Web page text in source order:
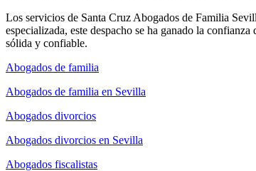
Los servicios de Santa Cruz Abogados de Familia
especializada, este despacho se ha ganado la
sólida y confiable.
Abogados de familia
Abogados de familia en Sevilla
Abogados divorcios
Abogados divorcios en Sevilla
Abogados fiscalistas